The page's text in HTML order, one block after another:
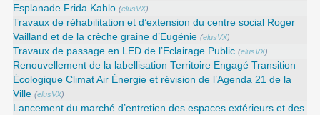
Esplanade Frida Kahlo (elusVX)
Travaux de réhabilitation et d’extension du centre social Roger
Vailland et de la crèche graine d’Eugénie (elusVX)
Travaux de passage en LED de l’Eclairage Public (elusVX)
Renouvellement de la labellisation Territoire Engagé Transition
Écologique Climat Air Énergie et révision de l’Agenda 21 de la
Ville (elusVX)
Lancement du marché d’entretien des espaces extérieurs et des